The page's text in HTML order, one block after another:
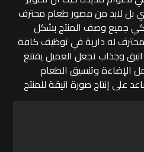
بل لابد من مصور طعام محترف
جميع وصف المنتج بشكل
له دارية في توظيف كافة
وجذاب تجعل العميل يقتنع
الإضاءة وتنسيق الطعام
على إنتاج صورة انيقة للمنتج